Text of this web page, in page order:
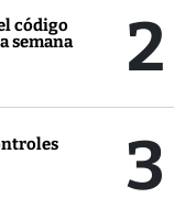
código
semana
2
3